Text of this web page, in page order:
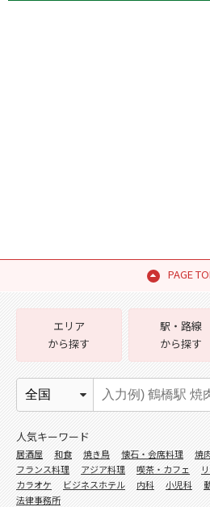
PAGE
エリア
から探す
駅・路線
から探す
人気キーワード
居酒屋 和食 焼き鳥 懐石・会席料理 焼
フランス料理
アジア料理 喫茶・カフェ
カラオケ
ビジネスホテル 内科 小児科
法律事務所